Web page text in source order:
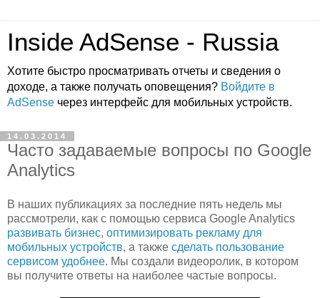
Inside AdSense - Russia
Хотите быстро просматривать отчеты и сведения о
доходе, а также получать оповещения? Войдите в
AdSense через интерфейс для мобильных устройств.
14.03.2014
Часто задаваемые вопросы по Google
Analytics
В наших публикациях за последние пять недель мы
рассмотрели, как с помощью сервиса Google Analytics
развивать бизнес, оптимизировать рекламу для
мобильных устройств, а также сделать пользование
сервисом удобнее. Мы создали видеоролик, в котором
вы получите ответы на наиболее частые вопросы.